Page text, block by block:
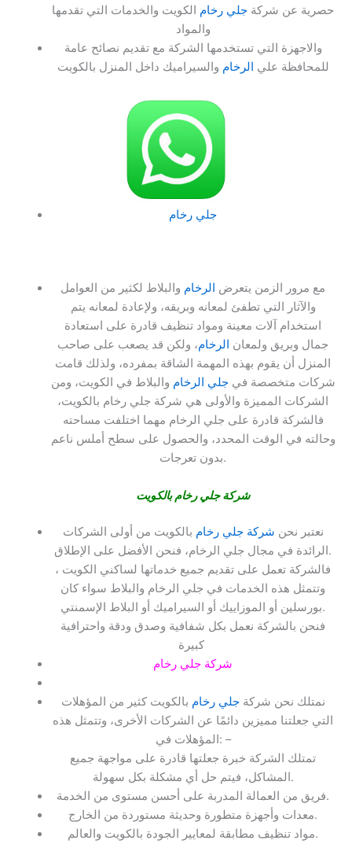
حصرية عن شركة جلي رخام الكويت والخدمات التي تقدمها
والمواد
والاجهزة التي تستخدمها الشركة مع تقديم نصائح عامة
للمحافظة علي الرخام والسيراميك داخل المنزل بالكويت
جلي رخام
مع مرور الزمن يتعرض الرخام والبلاط لكثير من العوامل
والآثار التي تطفئ لمعانه وبريقه، ولإعادة لمعانه يتم
استخدام آلات معينة ومواد تنظيف قادرة على استعادة
جمال وبريق ولمعان الرخام، ولكن قد يصعب على صاحب
المنزل أن يقوم بهذه المهمة الشاقة بمفرده، ولذلك قامت
شركات متخصصة فيجلي الرخام والبلاط في الكويت، ومن
الشركات المميزة والأولى هي شركة جلي رخام بالكويت،
فالشركة قادرة على جلي الرخام مهما اختلفت مساحته
وحالته في الوقت المحدد، والحصول على سطح أملس ناعم
بدون تعرجات.
شركة جلي رخام بالكويت
نعتبر نحن شركة جلي رخام بالكويت من أولى الشركات
الرائدة في مجال جلي الرخام، فنحن الأفضل على الإطلاق.
فالشركة تعمل على تقديم جميع خدماتها لساكني الكويت ،
وتتمثل هذه الخدمات في جلي الرخام والبلاط سواء كان
بورسلين أو الموزاييك أو السيراميك أو البلاط الإسمنتي.
فنحن بالشركة نعمل بكل شفافية وصدق ودقة واحترافية
كبيرة
شركة جلي رخام
نمتلك نحن شركةجلي رخام بالكويت كثير من المؤهلات
التي جعلتنا مميزين دائمًا عن الشركات الأخرى، وتتمثل هذه
المؤهلات في: –
تمتلك الشركة خبرة جعلتها قادرة على مواجهة جميع
المشاكل، فيتم حل أي مشكلة بكل سهولة.
فريق من العمالة المدربة على أحسن مستوى من الخدمة.
معدات وأجهزة متطورة وحديثة مستوردة من الخارج.
مواد تنظيف مطابقة لمعايير الجودة بالكويت والعالم.